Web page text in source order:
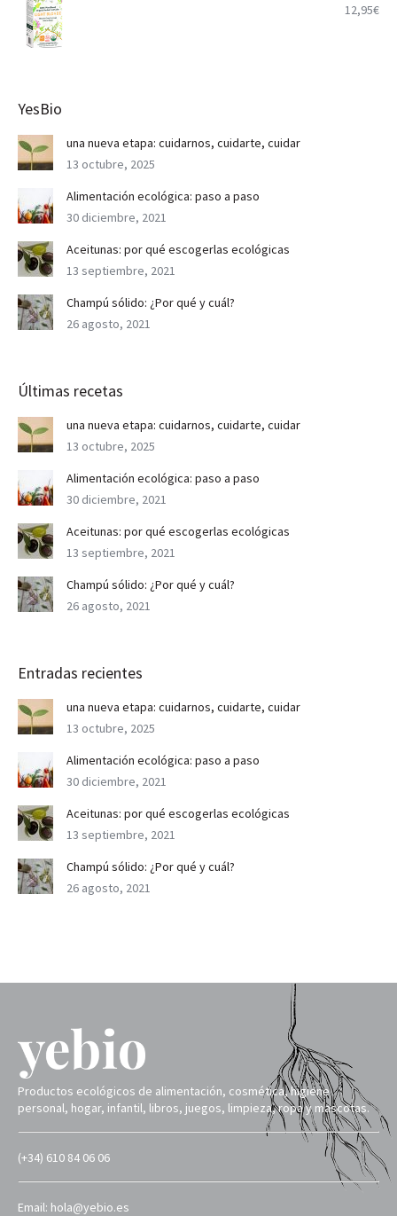
12,95€
YesBio
una nueva etapa: cuidarnos, cuidarte, cuidar
13 octubre, 2025
Alimentación ecológica: paso a paso
30 diciembre, 2021
Aceitunas: por qué escogerlas ecológicas
13 septiembre, 2021
Champú sólido: ¿Por qué y cuál?
26 agosto, 2021
Últimas recetas
una nueva etapa: cuidarnos, cuidarte, cuidar
13 octubre, 2025
Alimentación ecológica: paso a paso
30 diciembre, 2021
Aceitunas: por qué escogerlas ecológicas
13 septiembre, 2021
Champú sólido: ¿Por qué y cuál?
26 agosto, 2021
Entradas recientes
una nueva etapa: cuidarnos, cuidarte, cuidar
13 octubre, 2025
Alimentación ecológica: paso a paso
30 diciembre, 2021
Aceitunas: por qué escogerlas ecológicas
13 septiembre, 2021
Champú sólido: ¿Por qué y cuál?
26 agosto, 2021
Productos ecológicos de alimentación, cosmética, higiene
personal, hogar, infantil, libros, juegos, limpieza, ropa y mascotas.
(+34) 610 84 06 06
Email: hola@yebio.es